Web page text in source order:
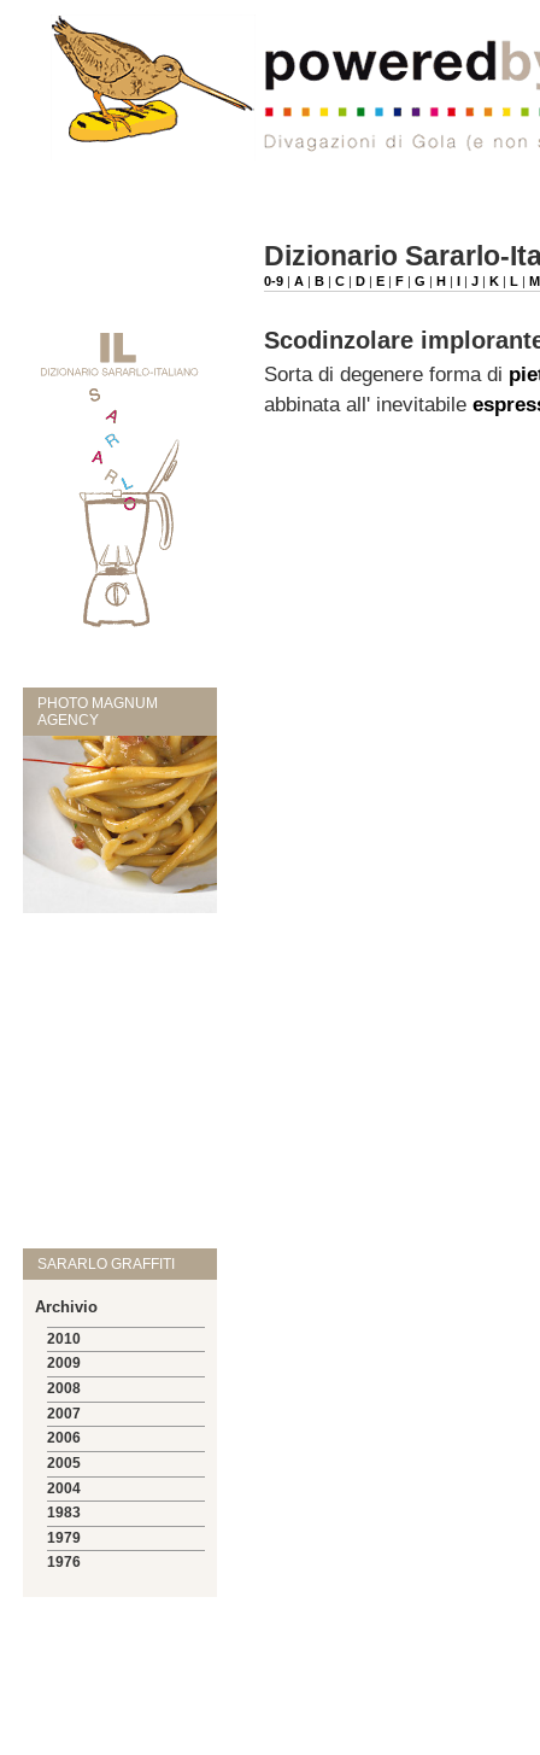
PHOTO MAGNUM
AGENCY
SARARLO GRAFFITI
Archivio
2010
2009
2008
2007
2006
2005
2004
1983
1979
1976
Dizionario Sararlo-
0-9 |A |B |C |D |E |F |G |H |I |J |K |L |M
Scodinzolare
Sorta di degenere forma di
abbinata all' inevitabile